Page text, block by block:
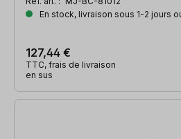
En stock, livraison sous 1-2 jours
127,44 €
TTC, frais de livraison
en sus